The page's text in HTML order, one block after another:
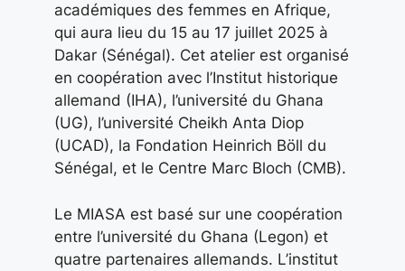
académiques des femmes en Afrique,
qui aura lieu du 15 au 17 juillet 2025 à
Dakar (Sénégal). Cet atelier est organisé
en coopération avec l’Institut historique
allemand (IHA), l’université du Ghana
(UG), l’université Cheikh Anta Diop
(UCAD), la Fondation Heinrich Böll du
Sénégal, et le Centre Marc Bloch (CMB).
Le MIASA est basé sur une coopération
entre l’université du Ghana (Legon) et
quatre partenaires allemands. L’institut